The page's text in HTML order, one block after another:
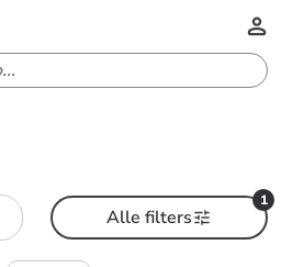
1
Alle filters